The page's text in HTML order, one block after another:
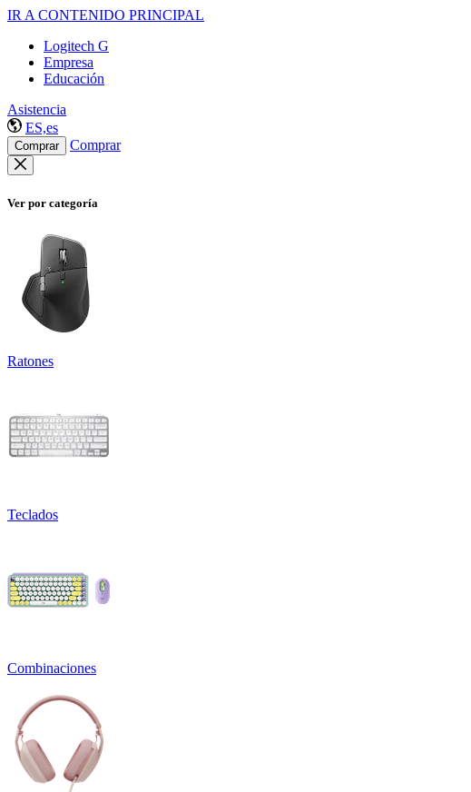
IR A CONTENIDO PRINCIPAL
Logitech G
Empresa
Educación
Asistencia
ES,es
Comprar Comprar
Ver por categoría
Ratones
Teclados
Combinaciones